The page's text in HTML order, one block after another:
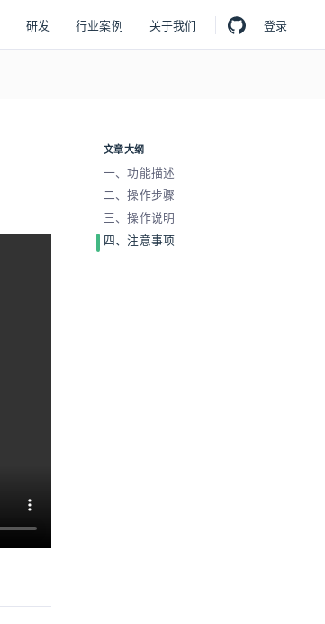
研发 行业案例 关于我们 登录
文章大纲
一、功能描述
二、操作步骤
三、操作说明
四、注意事项